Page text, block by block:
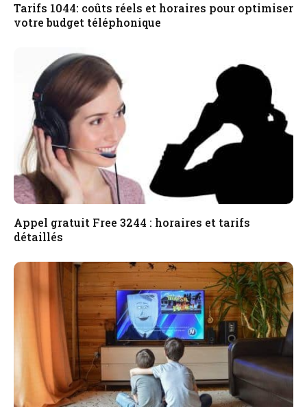
Tarifs 1044: coûts réels et horaires pour optimiser
votre budget téléphonique
Appel gratuit Free 3244 : horaires et tarifs
détaillés